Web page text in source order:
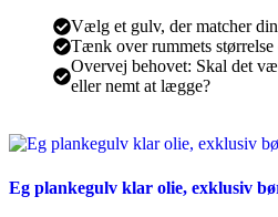
Vælg et gulv, der matcher
Tænk over rummets
Overvej behovet: Skal det
eller nemt at lægge?
Eg plankegulv klar olie, exklusiv